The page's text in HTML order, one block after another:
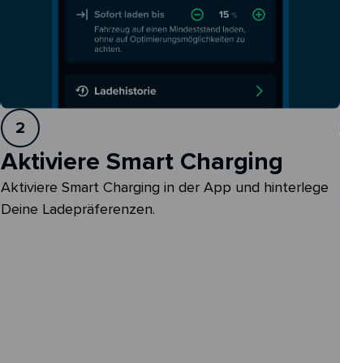
2
Aktiviere Smart Charging
Aktiviere Smart Charging in der App und hinterlege
Deine Ladepräferenzen.